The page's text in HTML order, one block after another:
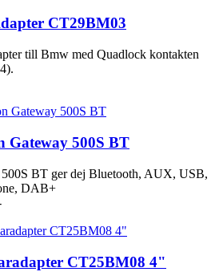
CT29BM03
till Bmw med Quadlock kontakten
Gateway 500S BT
BT ger dej Bluetooth, AUX, USB,
DAB+
CT25BM08 4"